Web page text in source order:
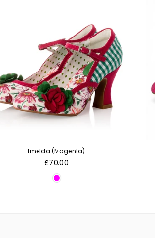
Imelda (Magenta)
Normaler
£70.00